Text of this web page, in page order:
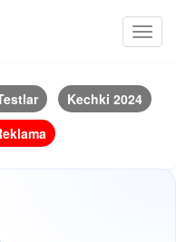
Kechki 2024